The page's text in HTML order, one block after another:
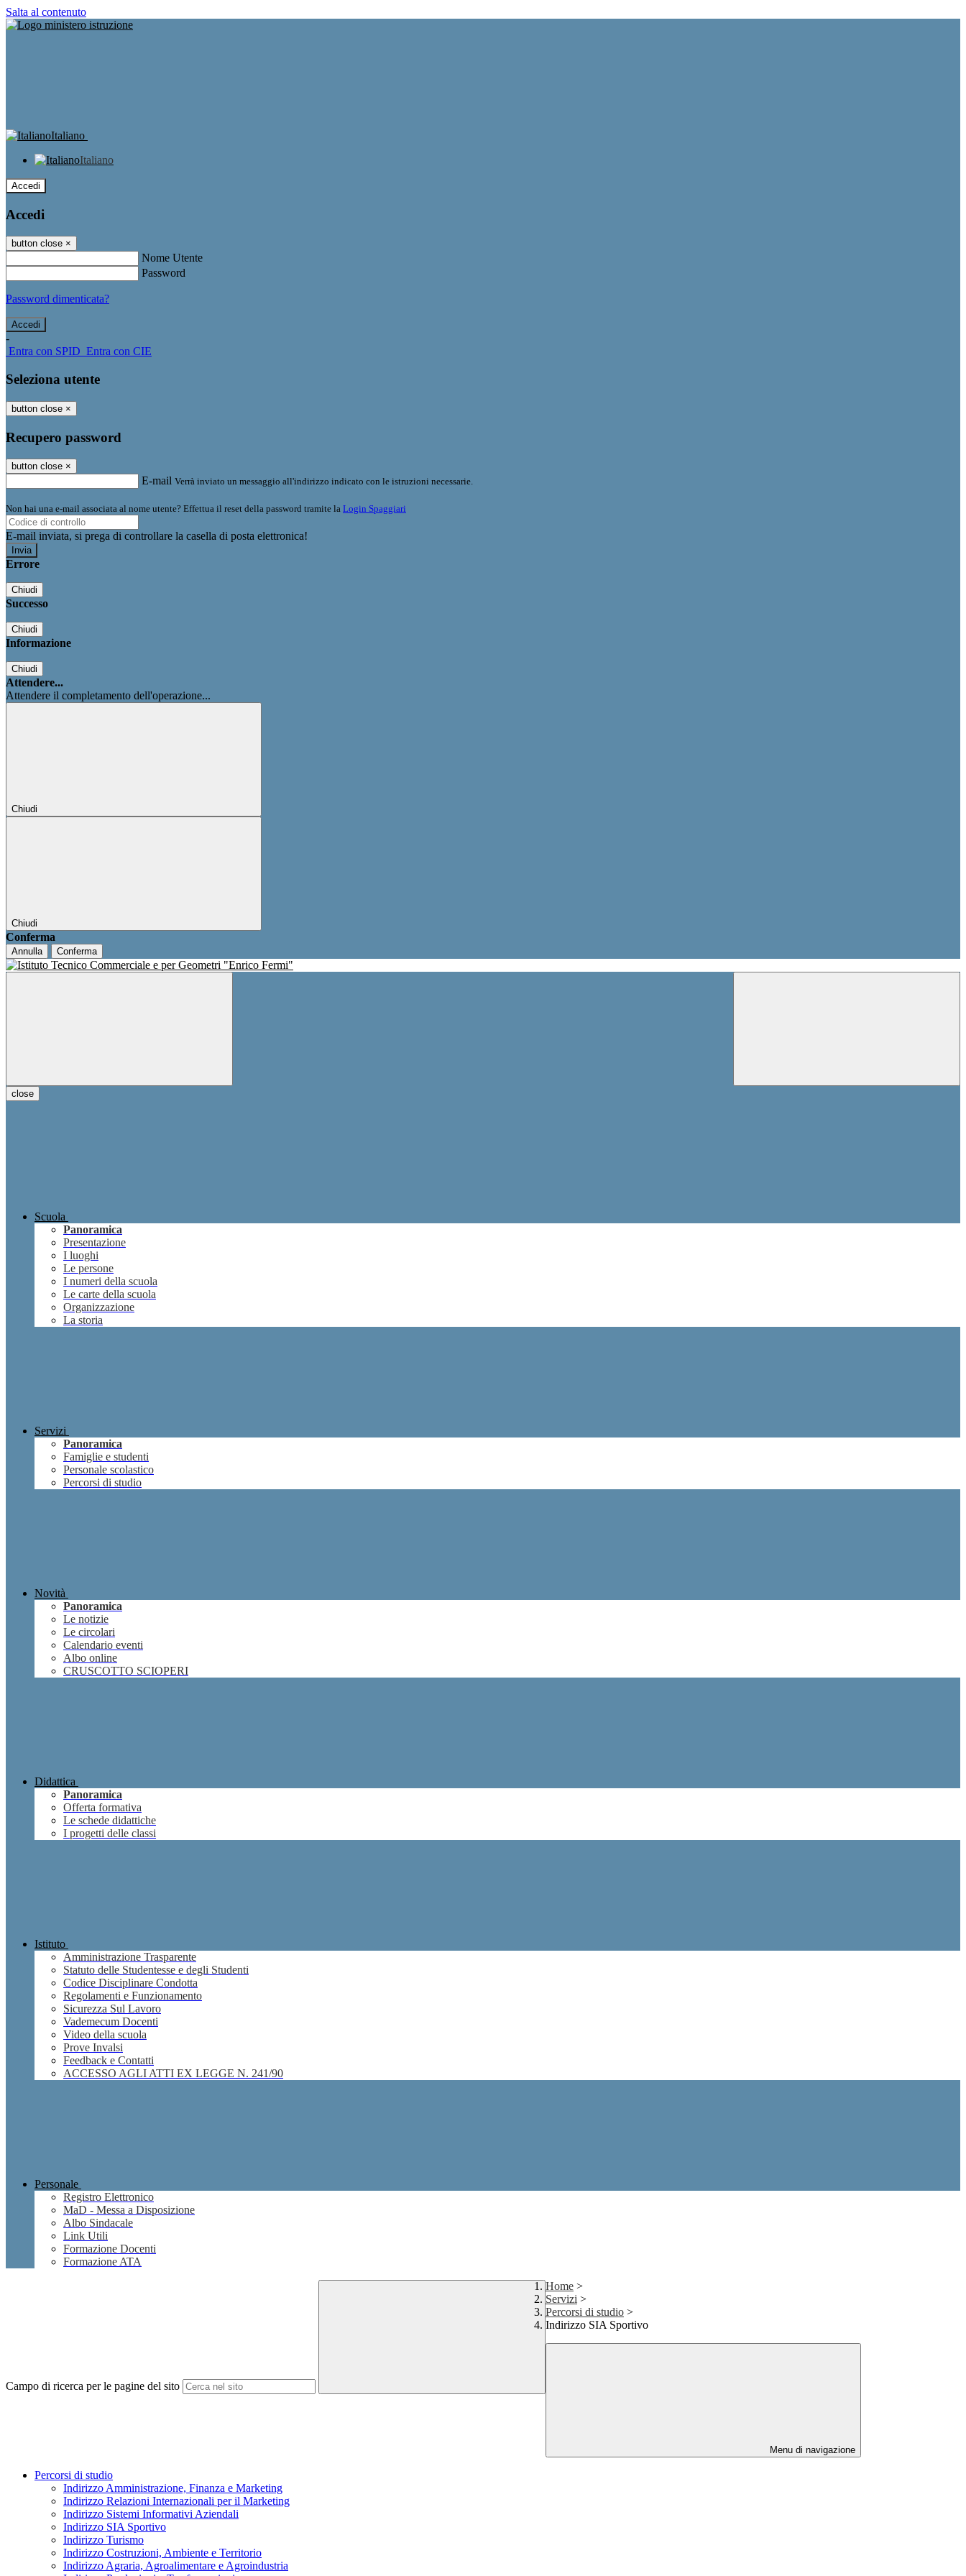
Salta al contenuto
Italiano
Italiano
Accedi
Accedi
button close ×
Nome Utente
Password
Password dimenticata?
-
Entra con SPID Entra con CIE
Seleziona utente
button close ×
Recupero password
button close ×
E-mail Verrà inviato un messaggio all'indirizzo indicato con le istruzioni necessarie.
Non hai una e-mail associata al nome utente? Effettua il reset della password tramite la Login Spaggiari
E-mail inviata, si prega di controllare la casella di posta elettronica!
Errore
Chiudi
Successo
Chiudi
Informazione
Chiudi
Attendere...
Attendere il completamento dell'operazione...
Chiudi
Chiudi
Conferma
Annulla Conferma
close
Scuola
Panoramica
Presentazione
I luoghi
Le persone
I numeri della scuola
Le carte della scuola
Organizzazione
La storia
Servizi
Panoramica
Famiglie e studenti
Personale scolastico
Percorsi di studio
Novità
Panoramica
Le notizie
Le circolari
Calendario eventi
Albo online
CRUSCOTTO SCIOPERI
Didattica
Panoramica
Offerta formativa
Le schede didattiche
I progetti delle classi
Istituto
Amministrazione Trasparente
Statuto delle Studentesse e degli Studenti
Codice Disciplinare Condotta
Regolamenti e Funzionamento
Sicurezza Sul Lavoro
Vademecum Docenti
Video della scuola
Prove Invalsi
Feedback e Contatti
ACCESSO AGLI ATTI EX LEGGE N. 241/90
Personale
Registro Elettronico
MaD - Messa a Disposizione
Albo Sindacale
Link Utili
Formazione Docenti
Formazione ATA
Campo di ricerca per le pagine del sito
Home >
Servizi >
Percorsi di studio >
Indirizzo SIA Sportivo
Menu di navigazione
Percorsi di studio
Indirizzo Amministrazione, Finanza e Marketing
Indirizzo Relazioni Internazionali per il Marketing
Indirizzo Sistemi Informativi Aziendali
Indirizzo SIA Sportivo
Indirizzo Turismo
Indirizzo Costruzioni, Ambiente e Territorio
Indirizzo Agraria, Agroalimentare e Agroindustria